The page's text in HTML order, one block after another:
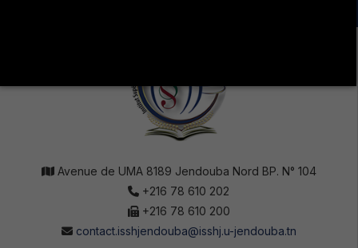
Avenue de UMA 8189 Jendouba Nord BP. N° 104
+216 78 610 202
+216 78 610 200
contact.isshjendouba@isshj.u-jendouba.tn